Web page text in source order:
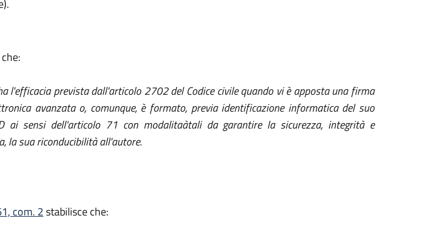
prevista dall'articolo 2702 del Codice civile quando vi è apposta una firma
avanzata o, comunque, è formato, previa identificazione informatica del suo
ai sensi dell'articolo 71 con modalitaàtali da garantire la sicurezza, integrità e
la sua riconducibilità all'autore.
com. 2stabilisce che: